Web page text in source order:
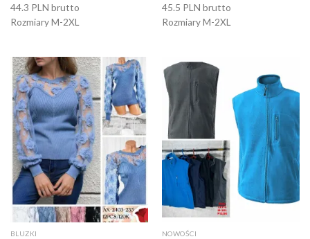
44.3 PLN brutto
Rozmiary M-2XL
45.5 PLN brutto
Rozmiary M-2XL
BLUZKI NOWOŚCI